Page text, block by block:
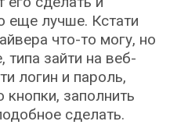
еще лучше. Кстати
что-то могу, но
типа зайти на веб-
логин и пароль,
кнопки, заполнить
сделать.